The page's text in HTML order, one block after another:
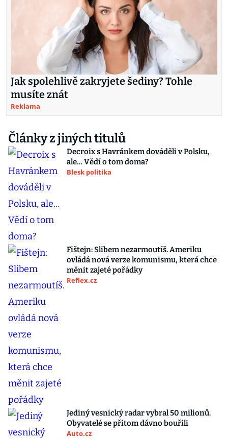
Jak spolehlivě zakryjete šediny? Tohle
musíte znát
Reklama
Články z jiných titulů
Decroix s Havránkem dováděli v Polsku,
ale… Vědí o tom doma?
Blesk politika
Fištejn: Slibem nezarmoutíš. Ameriku
ovládá nová verze komunismu, která chce
měnit zajeté pořádky
Reflex.cz
Jediný vesnický radar vybral 50 milionů.
Obyvatelé se přitom dávno bouřili
Auto.cz